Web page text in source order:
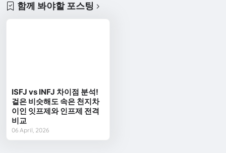
함께 봐야할 포스팅
ISFJ vs INFJ 차이점 분석!
겉은 비슷해도 속은 천지차
이인 잇프제와 인프제 전격
비교
06 April, 2026